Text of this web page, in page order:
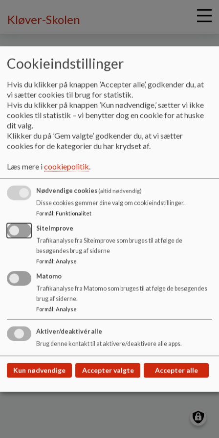
i
Kløver-Skolen
Skolens profil Trivsel, karakter mv - Kløver-matriklen
Trivsel, karakter mv - Kløver-
matriklen
Statistik om Kløver-Skolen afd. Kløvermarken | Børne- og
Kløver-Skolen
Kløvermarken 1, 6400 Sønderborg
klover-skolen@sonderborg.dk
+45 88 72 42 65
EAN NR. 5798002229943
Sitemap
Cookie politik
Cookieindstillinger
Hvis du klikker på knappen ’Accepter alle’, godkender du, at
vi sætter cookies til brug for statistik.
Hvis du klikker på knappen ’Kun nødvendige,’ sætter vi ikke
cookies til statistik – vi benytter dog en cookie for at huske
dit valg.
Klikker du på ’Gem valgte’ godkender du, at vi sætter
cookies for de kategorier du har krydset af.
Læs mere icookiepolitik.
Nødvendige cookies(altid nødvendig)
Disse cookies gemmer dine valg om cookieindstillinger.
Formål: Funktionalitet
SiteImprove
Trafikanalyse fra Siteimprove som bruges til at følge de
besøgendes brug af siderne
Formål: Analyse
Matomo
Trafikanalyse fra Matomo som bruges til at følge de besøgendes
brug af siderne.
Formål: Analyse
Aktiver/deaktivér alle
Brug denne kontakt til at aktivere/deaktivere alle apps.
Kun nødvendige Accepter valgte Accepter alle